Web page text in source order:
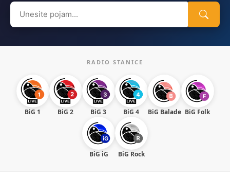
Search
for:
RADIO STANICE
BiG 1 BiG 2 BiG 3 BiG 4 BiG Balade BiG Folk
BiG iG BiG Rock